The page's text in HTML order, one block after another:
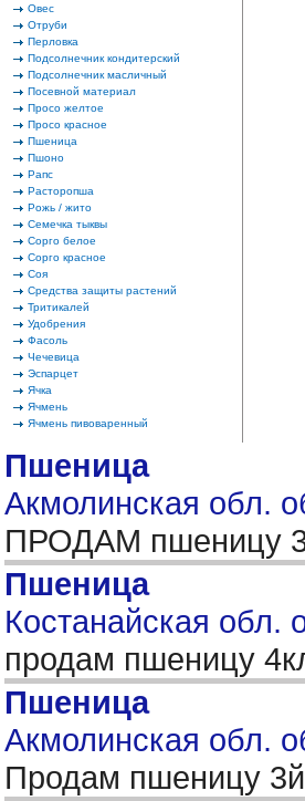
Овес
Отруби
Перловка
Подсолнечник кондитерский
Подсолнечник масличный
Посевной материал
Просо желтое
Просо красное
Пшеница
Пшоно
Рапс
Расторопша
Рожь / жито
Семечка тыквы
Сорго белое
Сорго красное
Соя
Средства защиты растений
Тритикалей
Удобрения
Фасоль
Чечевица
Эспарцет
Ячка
Ячмень
Ячмень пивоваренный
Пшеница
Акмолинская обл.
ПРОДАМ пшеницу 3
Пшеница
Костанайская обл.
продам пшеницу
Пшеница
Акмолинская обл.
Продам пшеницу